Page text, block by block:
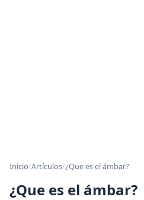
Inicio/Artículos/¿Que es el ámbar?
¿Que es el ámbar?